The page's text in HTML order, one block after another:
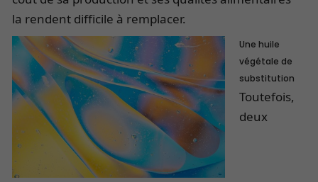
la rendent difficile à remplacer.
Une huile
végétale de
substitution
Toutefois,
deux